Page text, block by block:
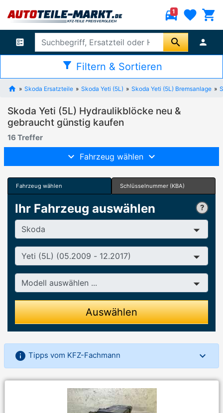
directions_car
1 favorite shopping_cart
ballot search person
filter_alt Filtern & Sortieren
Skoda Ersatzteile Skoda Yeti (5L) Skoda Yeti (5L) Bremsanlage
Skoda Yeti (5L) Hydraulikblöcke neu &
gebraucht günstig kaufen
16 Treffer
Fahrzeug wählen
Fahrzeug wählen Schlüsselnummer (KBA)
Ihr Fahrzeug auswählen
Hersteller
Baureihe
Modell
Auswählen
info Tipps vom KFZ-Fachmann